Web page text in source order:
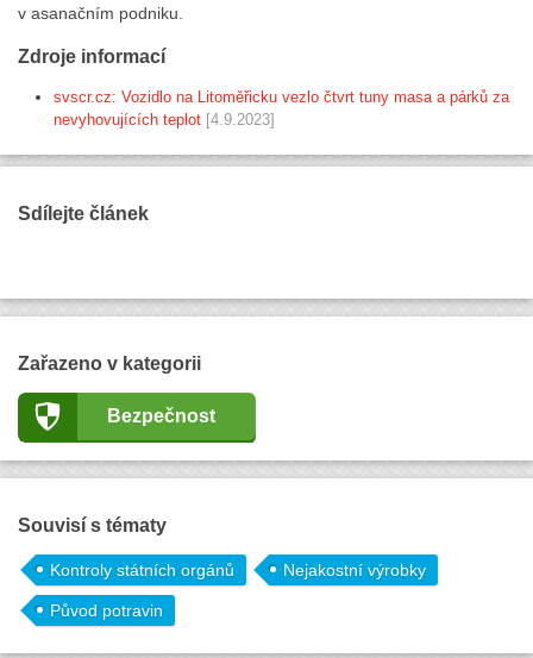
v asanačním podniku.
Zdroje informací
svscr.cz: Vozidlo na Litoměřicku vezlo čtvrt tuny masa a párků za
nevyhovujících teplot [4.9.2023]
Sdílejte článek
Zařazeno v kategorii
Bezpečnost
Souvisí s tématy
Kontroly státních orgánů Nejakostní výrobky
Původ potravin